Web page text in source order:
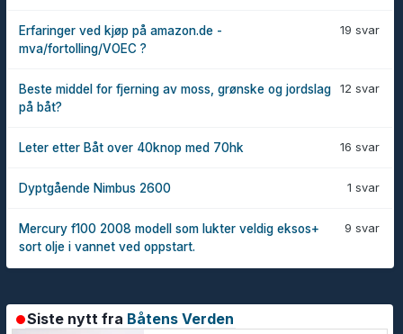
19 svar
Erfaringer ved kjøp på amazon.de -
mva/fortolling/VOEC ?
12 svar
Beste middel for fjerning av moss, grønske og jordslag
på båt?
16 svar
Leter etter Båt over 40knop med 70hk
1 svar
Dyptgående Nimbus 2600
9 svar
Mercury f100 2008 modell som lukter veldig eksos+
sort olje i vannet ved oppstart.
Siste nytt fra Båtens Verden